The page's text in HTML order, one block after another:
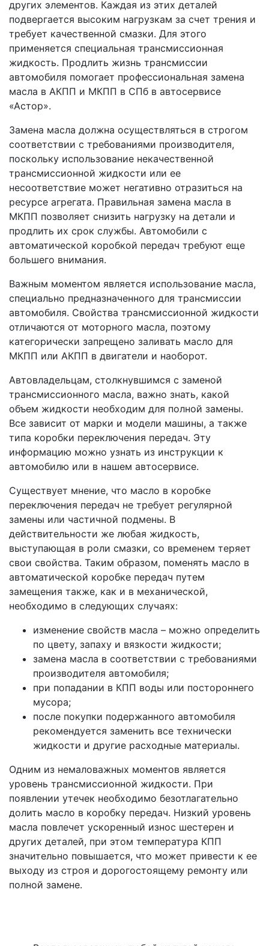
других элементов. Каждая из этих деталей
подвергается высоким нагрузкам за счет трения и
требует качественной смазки. Для этого
применяется специальная трансмиссионная
жидкость. Продлить жизнь трансмиссии
автомобиля помогает профессиональная замена
масла в АКПП и МКПП в СПб в автосервисе
«Астор».
Замена масла должна осуществляться в строгом
соответствии с требованиями производителя,
поскольку использование некачественной
трансмиссионной жидкости или ее
несоответствие может негативно отразиться на
ресурсе агрегата. Правильная замена масла в
МКПП позволяет снизить нагрузку на детали и
продлить их срок службы. Автомобили с
автоматической коробкой передач требуют еще
большего внимания.
Важным моментом является использование масла,
специально предназначенного для трансмиссии
автомобиля. Свойства трансмиссионной жидкости
отличаются от моторного масла, поэтому
категорически запрещено заливать масло для
МКПП или АКПП в двигатели и наоборот.
Автовладельцам, столкнувшимся с заменой
трансмиссионного масла, важно знать, какой
объем жидкости необходим для полной замены.
Все зависит от марки и модели машины, а также
типа коробки переключения передач. Эту
информацию можно узнать из инструкции к
автомобилю или в нашем автосервисе.
Существует мнение, что масло в коробке
переключения передач не требует регулярной
замены или частичной подмены. В
действительности же любая жидкость,
выступающая в роли смазки, со временем теряет
свои свойства. Таким образом, поменять масло в
автоматической коробке передач путем
замещения также, как и в механической,
необходимо в следующих случаях:
изменение свойств масла – можно определить
по цвету, запаху и вязкости жидкости;
замена масла в соответствии с требованиями
производителя автомобиля;
при попадании в КПП воды или постороннего
мусора;
после покупки подержанного автомобиля
рекомендуется заменить все технически
жидкости и другие расходные материалы.
Одним из немаловажных моментов является
уровень трансмиссионной жидкости. При
появлении утечек необходимо безотлагательно
долить масло в коробку передач. Низкий уровень
масла повлечет ускоренный износ шестерен и
других деталей, при этом температура КПП
значительно повышается, что может привести к ее
выходу из строя и дорогостоящему ремонту или
полной замене.